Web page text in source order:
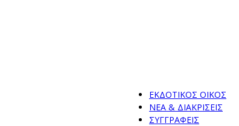
ΕΚΔΟΤΙΚΟΣ ΟΙΚΟΣ
ΝΕΑ & ΔΙΑΚΡΙΣΕΙΣ
ΣΥΓΓΡΑΦΕΙΣ